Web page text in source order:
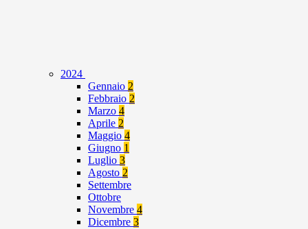
2024
Gennaio 2
Febbraio 2
Marzo 4
Aprile 2
Maggio 4
Giugno 1
Luglio 3
Agosto 2
Settembre
Ottobre
Novembre 4
Dicembre 3